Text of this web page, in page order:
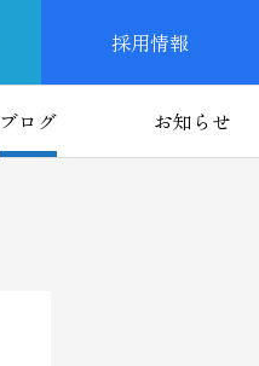
採用情報
ブログ お知らせ